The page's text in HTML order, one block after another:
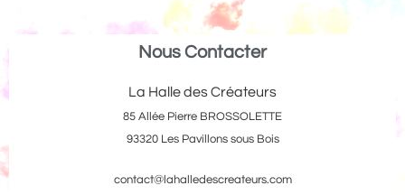
Nous Contacter
La Halle des Créateurs
85 Allée Pierre BROSSOLETTE
93320 Les Pavillons sous Bois
contact@lahalledescreateurs.com